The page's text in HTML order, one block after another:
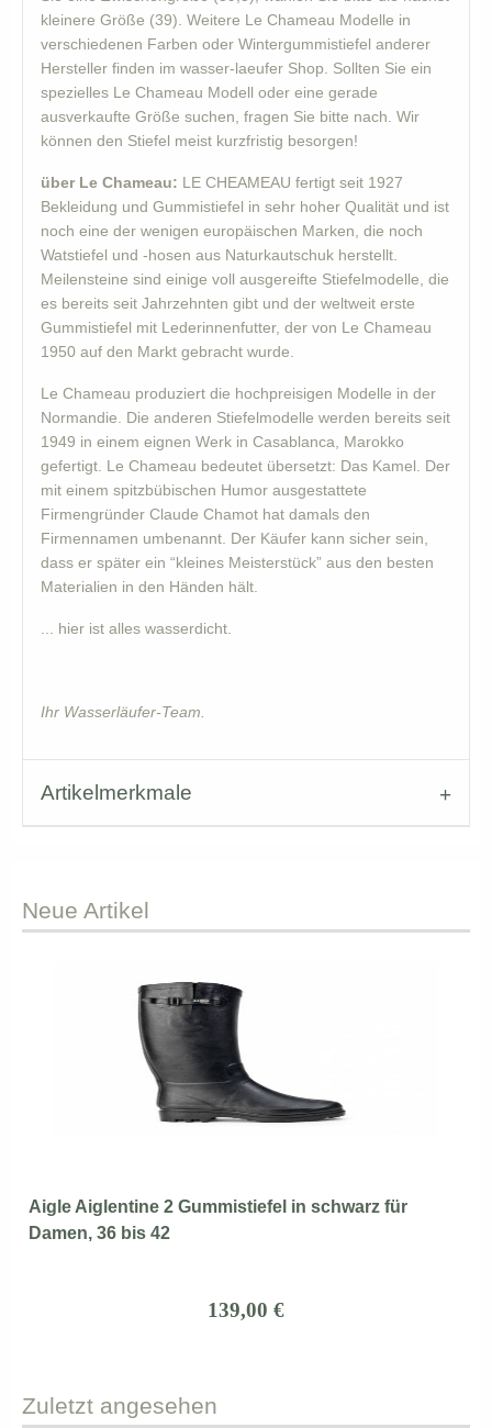
kleinere Größe (39). Weitere Le Chameau Modelle in
verschiedenen Farben oder Wintergummistiefel anderer
Hersteller finden im wasser-laeufer Shop. Sollten Sie ein
spezielles Le Chameau Modell oder eine gerade
ausverkaufte Größe suchen, fragen Sie bitte nach. Wir
können den Stiefel meist kurzfristig besorgen!
über Le Chameau: LE CHEAMEAU fertigt seit 1927
Bekleidung und Gummistiefel in sehr hoher Qualität und ist
noch eine der wenigen europäischen Marken, die noch
Watstiefel und -hosen aus Naturkautschuk herstellt.
Meilensteine sind einige voll ausgereifte Stiefelmodelle, die
es bereits seit Jahrzehnten gibt und der weltweit erste
Gummistiefel mit Lederinnenfutter, der von Le Chameau
1950 auf den Markt gebracht wurde.
Le Chameau produziert die hochpreisigen Modelle in der
Normandie. Die anderen Stiefelmodelle werden bereits seit
1949 in einem eignen Werk in Casablanca, Marokko
gefertigt. Le Chameau bedeutet übersetzt: Das Kamel. Der
mit einem spitzbübischen Humor ausgestattete
Firmengründer Claude Chamot hat damals den
Firmennamen umbenannt. Der Käufer kann sicher sein,
dass er später ein “kleines Meisterstück” aus den besten
Materialien in den Händen hält.
... hier ist alles wasserdicht.
Ihr Wasserläufer-Team.
Artikelmerkmale
Neue Artikel
Aigle Aiglentine 2 Gummistiefel in schwarz für
Damen, 36 bis 42
139,00 €
Zuletzt angesehen